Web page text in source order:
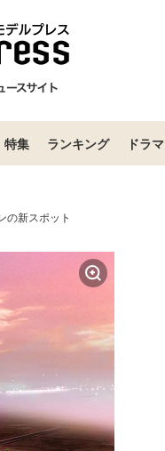
特集 ランキング ドラマ
の新スポット